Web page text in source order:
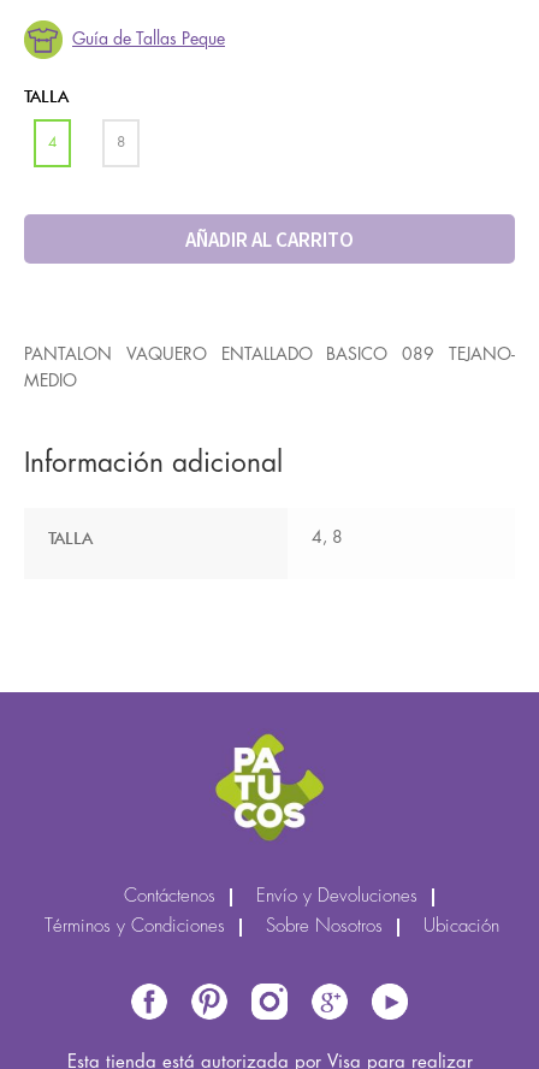
Guía de Tallas Peque
TALLA
4 8
AÑADIR AL CARRITO
PANTALON VAQUERO ENTALLADO BASICO 089 TEJANO-
MEDIO
Información adicional
TALLA 4, 8
Contáctenos
Envío y Devoluciones
Términos y Condiciones
Sobre Nosotros Ubicación
Esta tienda está autorizada por Visa para realizar